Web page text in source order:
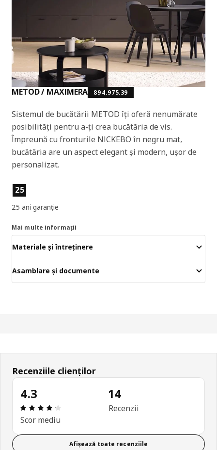
METOD / MAXIMERA 894.975.39
Sistemul de bucătării METOD îți oferă nenumărate
posibilități pentru a-ți crea bucătăria de vis.
Împreună cu fronturile NICKEBO în negru mat,
bucătăria are un aspect elegant și modern, ușor de
personalizat.
Caracteristicile produselor
25
25 ani garanție
Mai multe informații
Materiale și întreținere
Asamblare și documente
Recenziile clienților
4.3
Prezentare generală: 4.3 din 5 stele Total
Scor mediu
14
Recenzii
Afișează toate recenziile